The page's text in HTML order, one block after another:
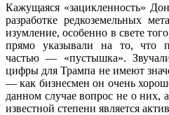
Кажущаяся «зацикленность»
разработке редкоземельных
изумление, особенно в свете
прямо указывали на то, что
частью — «пустышка».
цифры для Трампа не имеют
— как бизнесмен он очень
данном случае вопрос не о них,
известной степени является